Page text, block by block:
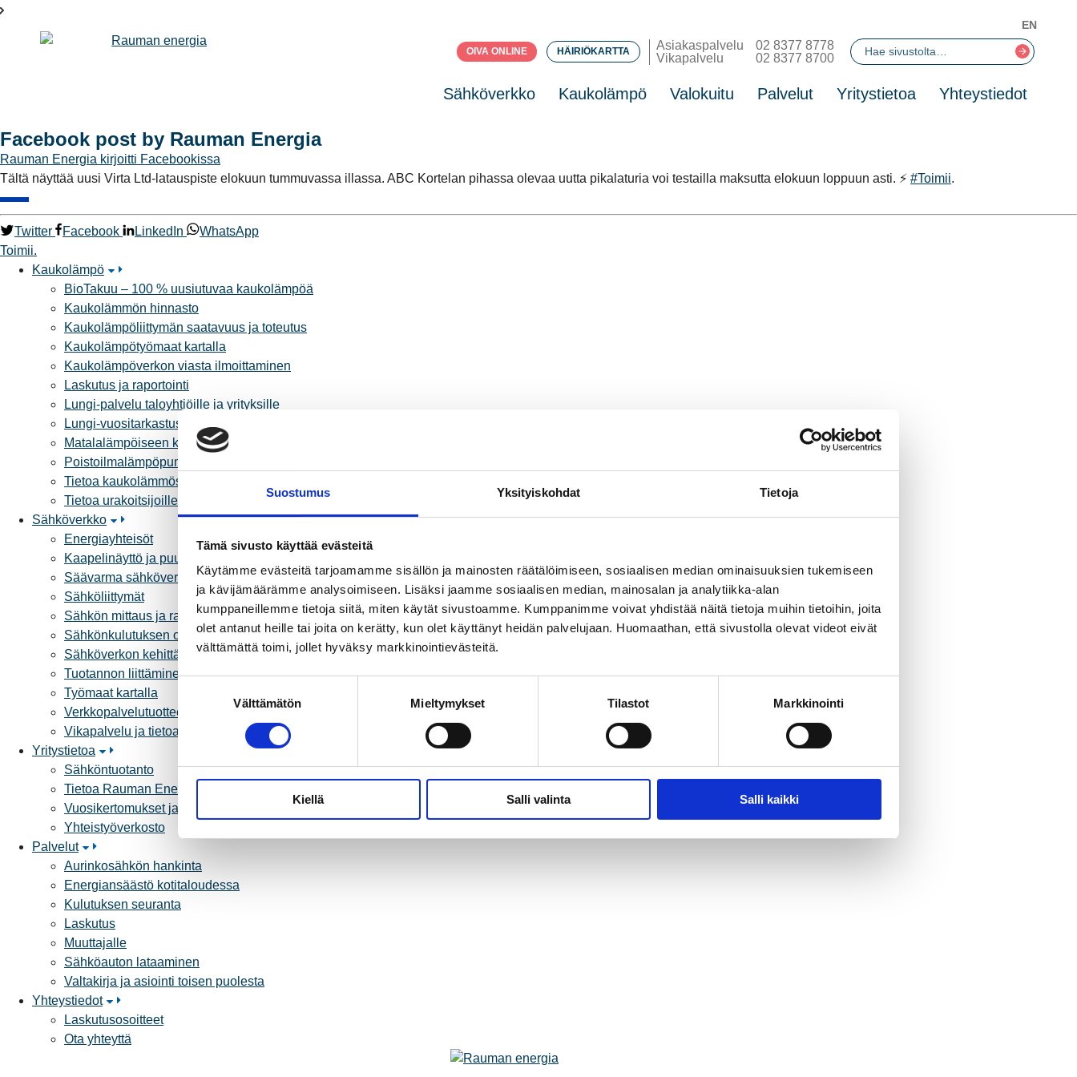
Suostumus Yksityiskohdat Tietoja
Tämä sivusto käyttää evästeitä
Käytämme evästeitä tarjoamamme sisällön ja mainosten räätälöimiseen, sosiaalisen median ominaisuuksien tukemiseen
ja kävijämäärämme analysoimiseen. Lisäksi jaamme sosiaalisen median, mainosalan ja analytiikka-alan
kumppaneillemme tietoja siitä, miten käytät sivustoamme. Kumppanimme voivat yhdistää näitä tietoja muihin tietoihin, joita
olet antanut heille tai joita on kerätty, kun olet käyttänyt heidän palvelujaan. Huomaathan, että sivustolla olevat videot eivät
välttämättä toimi, jollet hyväksy markkinointievästeitä.
k
s
Välttämätön Mieltymykset Tilastot Markkinointi
Kiellä Salli valinta Salli kaikki
OIVA ONLINE HÄIRIÖKARTTA Asiakaspalvelu
02 8377 8778
Vikapalvelu
02 8377 8700
Sähköverkko Kaukolämpö Valokuitu Palvelut Yritystietoa Yhteystiedot
EN
Facebook post by Rauman Energia
Rauman Energia kirjoitti Facebookissa
Tältä näyttää uusi Virta Ltd-latauspiste elokuun tummuvassa illassa. ABC Kortelan pihassa olevaa uutta pikalaturia voi testailla maksutta elokuun loppuun asti. ⚡️ #Toimii.
Twitter Facebook LinkedIn
WhatsApp
Toimii.
Kaukolämpö
BioTakuu – 100 % uusiutuvaa kaukolämpöä
Kaukolämmön hinnasto
Kaukolämpöliittymän saatavuus ja toteutus
Kaukolämpötyömaat kartalla
Kaukolämpöverkon viasta ilmoittaminen
Laskutus ja raportointi
Lungi-palvelu taloyhtiöille ja yrityksille
Lungi-vuositarkastus kuluttajille
Matalalämpöiseen kaukolämpöön siirtyminen
Poistoilmalämpöpumppu kaukolämpötaloon
Tietoa kaukolämmöstä
Tietoa urakoitsijoille
Sähköverkko
Energiayhteisöt
Kaapelinäyttö ja puunkaatoapu
Säävarma sähköverkko
Sähköliittymät
Sähkön mittaus ja raportointi
Sähkönkulutuksen ohjaus kiinteistössä
Sähköverkon kehittämissuunnitelma
Tuotannon liittäminen verkkoon
Työmaat kartalla
Verkkopalvelutuotteet ja hinnastot
Vikapalvelu ja tietoa jakeluhäiriöistä
Yritystietoa
Sähköntuotanto
Tietoa Rauman Energiasta
Vuosikertomukset ja asiakaslehti
Yhteistyöverkosto
Palvelut
Aurinkosähkön hankinta
Energiansäästö kotitaloudessa
Kulutuksen seuranta
Laskutus
Muuttajalle
Sähköauton lataaminen
Valtakirja ja asiointi toisen puolesta
Yhteystiedot
Laskutusosoitteet
Ota yhteyttä